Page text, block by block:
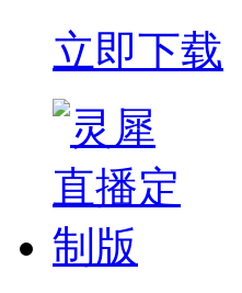
立即下载